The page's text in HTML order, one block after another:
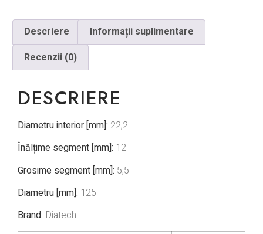
Descriere
Informații suplimentare
Recenzii (0)
DESCRIERE
Diametru interior [mm]: 22,2
Înălțime segment [mm]: 12
Grosime segment [mm]: 5,5
Diametru [mm]: 125
Brand: Diatech